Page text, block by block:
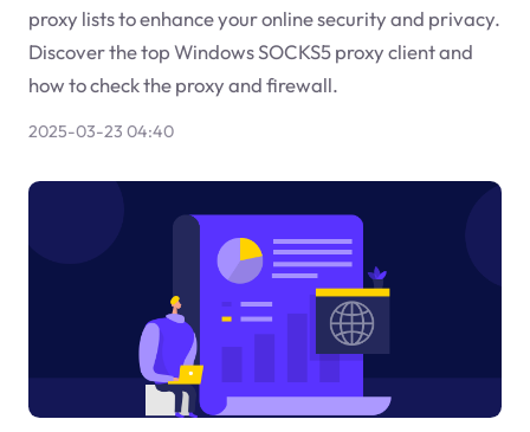
proxy lists to enhance your online security and privacy.
Discover the top Windows SOCKS5 proxy client and
how to check the proxy and firewall.
2025-03-23 04:40